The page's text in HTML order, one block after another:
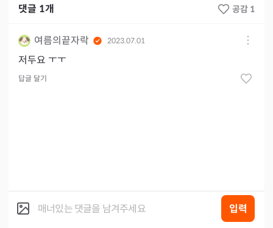
댓글 1개 공감 1
여름의끝자락 2023.07.01
저두요 ㅜㅜ
답글 달기
입력